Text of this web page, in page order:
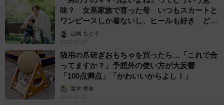
味？ 女系家族で育った母 いつもスカートと
ワンピースしか着ないし、ヒールも好き どの
へんが…
山岡 もと子
2026.08.07
猫用の爪研ぎおもちゃを買ったら…「これで合
ってますか？」予想外の使い方が大反響
「100点満点」「かわいいからよし！」
梨木 香奈
2026.08.07